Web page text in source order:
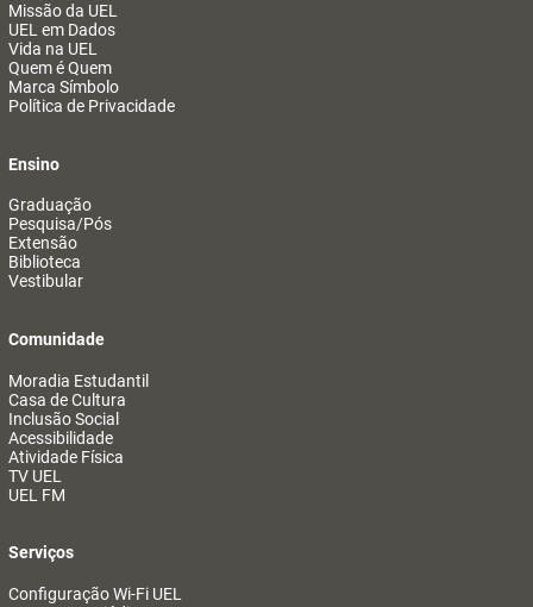
Missão da UEL
UEL em Dados
Vida na UEL
Quem é Quem
Marca Símbolo
Política de Privacidade
Ensino
Graduação
Pesquisa/Pós
Extensão
Biblioteca
Vestibular
Comunidade
Moradia Estudantil
Casa de Cultura
Inclusão Social
Acessibilidade
Atividade Física
TV UEL
UEL FM
Serviços
Configuração Wi-Fi UEL